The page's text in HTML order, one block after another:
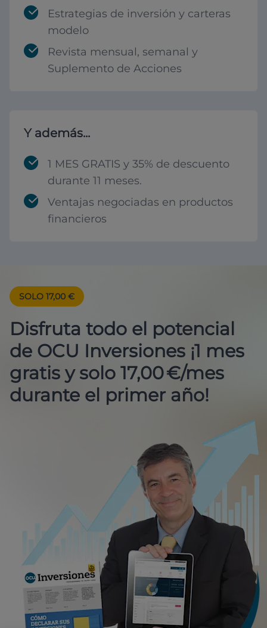
Estrategias de inversión y carteras
modelo
Revista mensual, semanal y
Suplemento de Acciones
Y además...
1 MES GRATIS y 35% de descuento
durante 11 meses.
Ventajas negociadas en productos
financieros
SOLO 17,00 €
Disfruta todo el potencial
de OCU Inversiones ¡1 mes
gratis y solo 17,00 €/mes
durante el primer año!